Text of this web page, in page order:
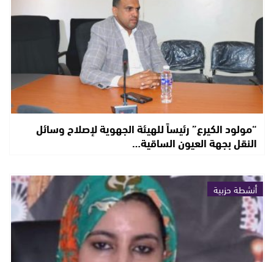
“مولود الكيرع” رئيساً للهيئة الجهوية لإصلاح وسائل
النقل بجهة العيون الساقية…
أنشطة حزبية